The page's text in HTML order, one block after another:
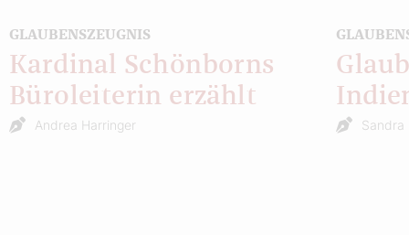
GLAUBENSZEUGNIS
Kardinal Schönborns
Büroleiterin erzählt
Andrea Harringer Sandra